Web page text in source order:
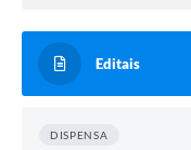
Editais
DISPENSA